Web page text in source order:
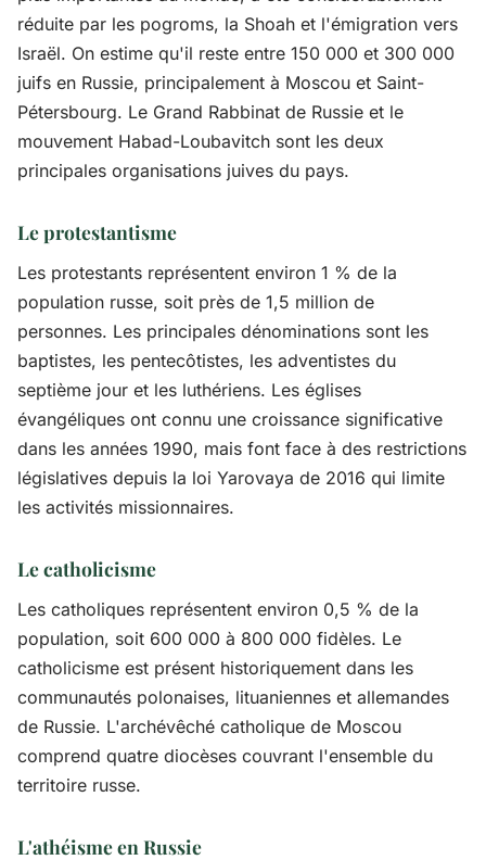
réduite par les pogroms, la Shoah et l'émigration vers
Israël. On estime qu'il reste entre 150 000 et 300 000
juifs en Russie, principalement à Moscou et Saint-
Pétersbourg. Le Grand Rabbinat de Russie et le
mouvement Habad-Loubavitch sont les deux
principales organisations juives du pays.
Le protestantisme
Les protestants représentent environ 1 % de la
population russe, soit près de 1,5 million de
personnes. Les principales dénominations sont les
baptistes, les pentecôtistes, les adventistes du
septième jour et les luthériens. Les églises
évangéliques ont connu une croissance significative
dans les années 1990, mais font face à des restrictions
législatives depuis la loi Yarovaya de 2016 qui limite
les activités missionnaires.
Le catholicisme
Les catholiques représentent environ 0,5 % de la
population, soit 600 000 à 800 000 fidèles. Le
catholicisme est présent historiquement dans les
communautés polonaises, lituaniennes et allemandes
de Russie. L'archévêché catholique de Moscou
comprend quatre diocèses couvrant l'ensemble du
territoire russe.
L'athéisme en Russie